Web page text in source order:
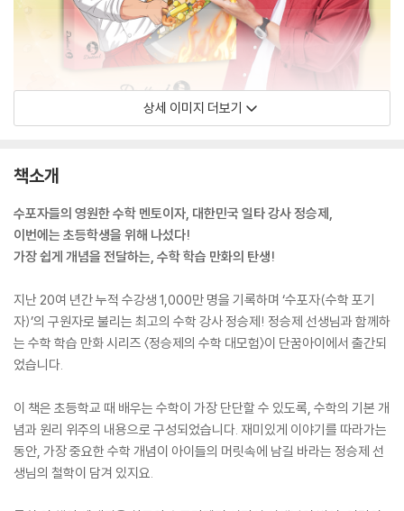
상세 이미지 더보기
책소개
수포자들의 영원한 수학 멘토이자, 대한민국 일타 강사 정승제,
이번에는 초등학생을 위해 나섰다!
가장 쉽게 개념을 전달하는, 수학 학습 만화의 탄생!
지난 20여 년간 누적 수강생 1,000만 명을 기록하며 ‘수포자(수학 포기
자)’의 구원자로 불리는 최고의 수학 강사 정승제! 정승제 선생님과 함께하
는 수학 학습 만화 시리즈 〈정승제의 수학 대모험〉이 단꿈아이에서 출간되
었습니다.
이 책은 초등학교 때 배우는 수학이 가장 단단할 수 있도록, 수학의 기본 개
념과 원리 위주의 내용으로 구성되었습니다. 재미있게 이야기를 따라가는
동안, 가장 중요한 수학 개념이 아이들의 머릿속에 남길 바라는 정승제 선
생님의 철학이 담겨 있지요.